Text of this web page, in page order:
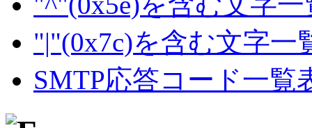
"|"(0x7c)を含む文字一
SMTP応答コード一覧